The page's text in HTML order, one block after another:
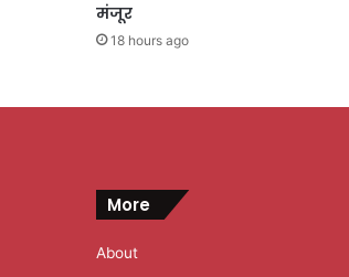
मंजूर
18 hours ago
More
About